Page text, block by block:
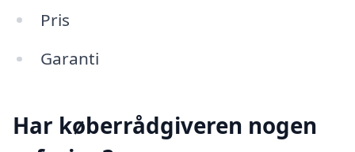
Pris
Garanti
Har køberrådgiveren nogen